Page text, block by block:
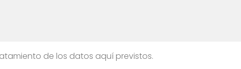
de los datos aquí previstos.